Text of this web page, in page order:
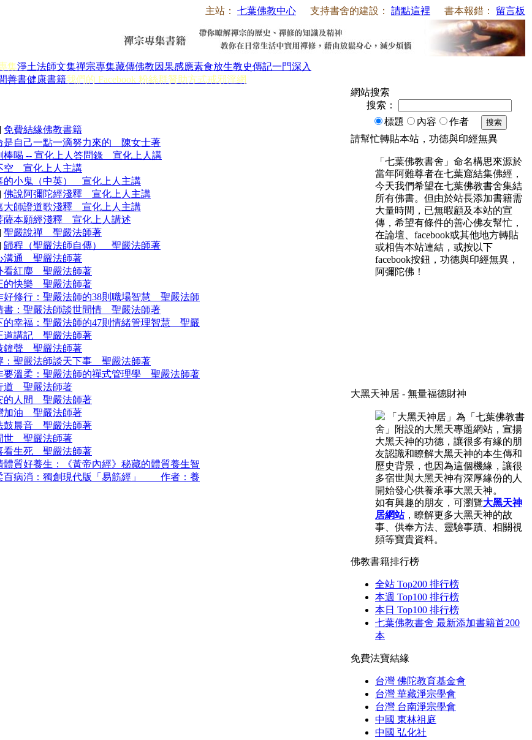
主站： 七葉佛教中心 支持書舍的建設： 請點這裡 書本報錯： 留言板
集淨土法師文集禪宗專集藏傳佛教因果感應素食放生教史傳記一門深入
善書健康書籍我們的 Facebook 粉絲群贊助方式戒邪淫網
免費結緣佛教書籍
是自己一點一滴努力來的 陳女士著
棒喝 -- 宣化上人答問錄 宣化上人講
空 宣化上人主講
的小鬼（中英） 宣化上人主講
佛說阿彌陀經淺釋 宣化上人主講
大師證道歌淺釋 宣化上人主講
薩本願經淺釋 宣化上人講述
聖嚴說禪 聖嚴法師著
歸程（聖嚴法師自傳） 聖嚴法師著
溝通 聖嚴法師著
看紅塵 聖嚴法師著
的快樂 聖嚴法師著
好修行：聖嚴法師的38則職場智慧 聖嚴法師
書：聖嚴法師談世間情 聖嚴法師著
的幸福：聖嚴法師的47則情緒管理智慧 聖嚴
道講記 聖嚴法師著
鐘聲 聖嚴法師著
：聖嚴法師談天下事 聖嚴法師著
要溫柔：聖嚴法師的禪式管理學 聖嚴法師著
道 聖嚴法師著
的人間 聖嚴法師著
加油 聖嚴法師著
鼓晨音 聖嚴法師著
世 聖嚴法師著
看生死 聖嚴法師著
體質好養生：《黃帝內經》秘藏的體質養生智
百病消：獨創現代版「易筋經」 作者：養
網站搜索
搜索：
標題
內容 作者 搜索
請幫忙轉貼本站，功德與印經無異
「七葉佛教書舍」命名構思來源於
當年阿難尊者在七葉窟結集佛經，
今天我們希望在七葉佛教書舍集結
所有佛書。但由於站長添加書籍需
大量時間，已無暇顧及本站的宣
傳，希望有條件的善心佛友幫忙，
在論壇、facebook或其他地方轉貼
或相告本站連結，或按以下
facebook按鈕，功德與印經無異，
阿彌陀佛！
大黑天神居 - 無量福德財神
「大黑天神居」為「七葉佛教書
舍」附設的大黑天專題網站，宣揚
大黑天神的功德，讓很多有緣的朋
友認識和瞭解大黑天神的本生傳和
歷史背景，也因為這個機緣，讓很
多宿世與大黑天神有深厚緣份的人
開始發心供養承事大黑天神。
如有興趣的朋友，可瀏覽大黑天神
居網站，瞭解更多大黑天神的故
事、供奉方法、靈驗事蹟、相關視
頻等寶貴資料。
佛教書籍排行榜
全站 Top200 排行榜
本週 Top100 排行榜
本日 Top100 排行榜
七葉佛教書舍 最新添加書籍首200
本
免費法寶結緣
台灣 佛陀教育基金會
台灣 華藏淨宗學會
台灣 台南淨宗學會
中國 東林祖庭
中國 弘化社